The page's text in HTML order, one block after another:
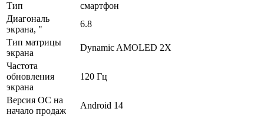
Тип
смартфон
Диагональ
экрана, "
6.8
Тип матрицы
экрана
Dynamic AMOLED 2X
Частота
обновления
экрана
120 Гц
Версия ОС на
начало продаж
Android 14